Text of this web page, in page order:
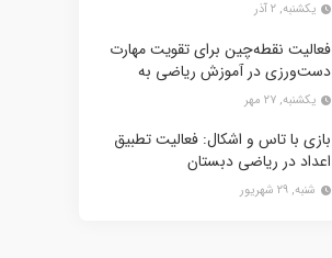
یکشنبه, ۲ آذر
فعالیت نقطه‌چین برای تقویت مهارت
دست‌ورزی در آموزش ریاضی به
کودکان+ 10 کاربرگ فعالیت
یکشنبه, ۲۷ مهر
بازی با تاس و اشکال: فعالیت تطبیق
اعداد در ریاضی دبستان
شنبه, ۲۹ شهریور